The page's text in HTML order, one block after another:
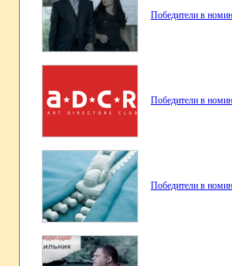
Победители в
Победители в
Победители в